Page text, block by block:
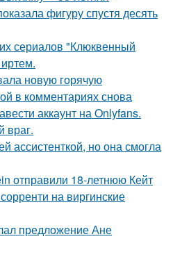
фигуру спустя десять
сериалов "Клюквенный
новую горячую
в комментариях снова
аккаунт на Onlyfans.
враг.
ассистенткой, но она смогла
отправили 18-летнюю Кейт
на виргинские
предложение Ане